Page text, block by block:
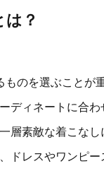
？
のを選ぶことが重
ィネートに合わ
層素敵な着こなし
ドレスやワンピ